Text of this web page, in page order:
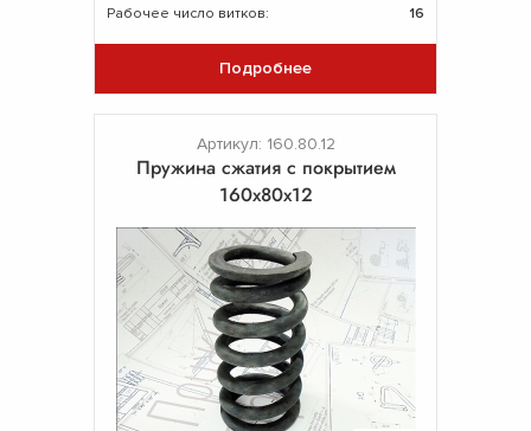
Рабочее число витков:
16
Подробнее
Артикул: 160.80.12
Пружина сжатия с покрытием
160х80х12